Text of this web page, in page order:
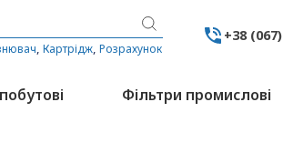
,Картрідж,Розрахунок
+38
Фільтри промислові